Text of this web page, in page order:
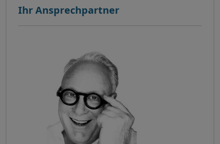
Ihr Ansprechpartner